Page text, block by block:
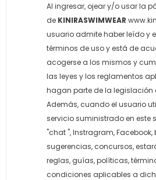
Al ingresar, ojear y/o usar la
de KINIRASWIMWEAR
usuario admite haber leído y
términos de uso y está de
acogerse a los mismos y
las leyes y los reglamentos
hagan parte de la legislación
Además, cuando el usuario
servicio suministrado en este
"chat ", Instragram, Facebook,
sugerencias, concursos,
reglas, guías, políticas,
condiciones aplicables a